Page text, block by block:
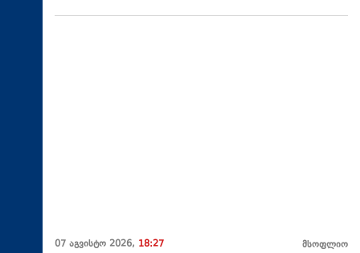
07 აგვისტო 2026, 18:27 მსოფლიო